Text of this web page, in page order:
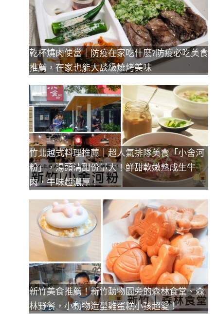
乾杯燒肉便當｜防疫在家吃什麼?防疫必吃美食
推薦，在家也能大舕級燒烤美味
竹北越式料理推薦｜超人氣排隊美食「小舍河
粉」，湯頭清甜份量大！鮮甜軟嫩熟成生牛
肉，牛味超濃厚！
新竹美食推薦！新竹動物園旁的森林食堂、森
林野餐，小動物造型雞蛋糕小孩超愛！